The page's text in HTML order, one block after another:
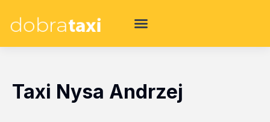
Taxi Nysa Andrzej